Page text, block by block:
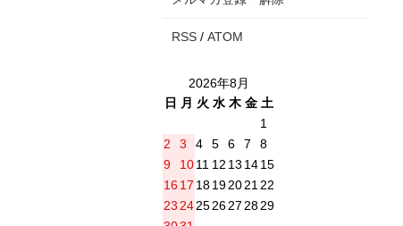
RSS / ATOM
2026年8月
日
月 火 水 木 金 土
1
2
3 4 5 6 7
8
9
1011 12 13 1415
16 17 18192021 22
23 24252627 2829